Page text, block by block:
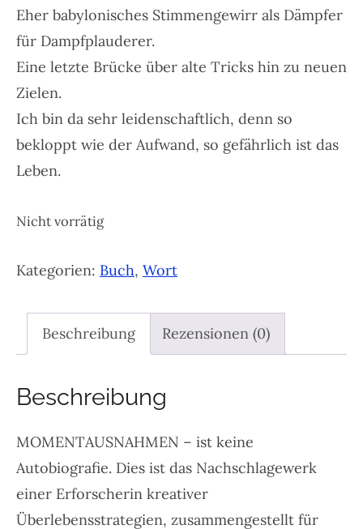
Eher babylonisches Stimmengewirr als Dämpfer
für Dampfplauderer.
Eine letzte Brücke über alte Tricks hin zu neuen
Zielen.
Ich bin da sehr leidenschaftlich, denn so
bekloppt wie der Aufwand, so gefährlich ist das
Leben.
Nicht vorrätig
Kategorien: Buch, Wort
Beschreibung Rezensionen (0)
Beschreibung
MOMENTAUSNAHMEN – ist keine
Autobiografie. Dies ist das Nachschlagewerk
einer Erforscherin kreativer
Überlebensstrategien, zusammengestellt für